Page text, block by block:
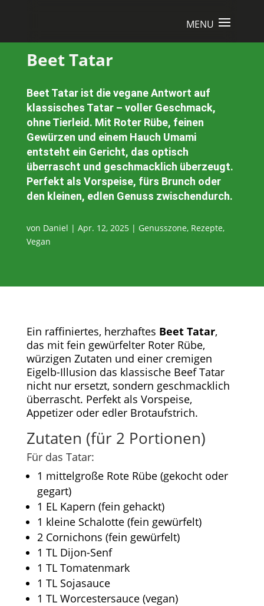
Beet Tatar
Beet Tatar ist die vegane Antwort auf
klassisches Tatar – voller Geschmack,
ohne Tierleid. Mit Roter Rübe, feinen
Gewürzen und einem Hauch Umami
entsteht ein Gericht, das optisch
überrascht und geschmacklich überzeugt.
Perfekt als Vorspeise, fürs Brunch oder
den kleinen, edlen Genuss zwischendurch.
von Daniel | Apr. 12, 2025| Genusszone, Rezepte,
Vegan
Ein raffiniertes, herzhaftes Beet Tatar,
das mit fein gewürfelter Roter Rübe,
würzigen Zutaten und einer cremigen
Eigelb-Illusion das klassische Beef Tatar
nicht nur ersetzt, sondern geschmacklich
überrascht. Perfekt als Vorspeise,
Appetizer oder edler Brotaufstrich.
Zutaten (für 2 Portionen)
Für das Tatar:
1 mittelgroße Rote Rübe (gekocht oder
gegart)
1 EL Kapern (fein gehackt)
1 kleine Schalotte (fein gewürfelt)
2 Cornichons (fein gewürfelt)
1 TL Dijon-Senf
1 TL Tomatenmark
1 TL Sojasauce
1 TL Worcestersauce (vegan)